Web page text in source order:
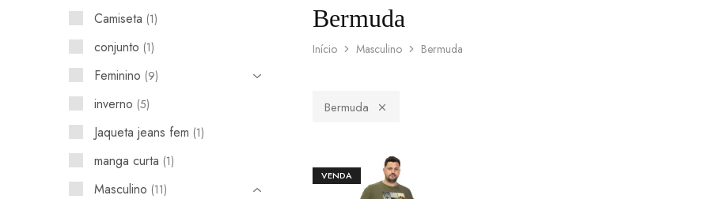
Bermuda
Início Masculino Bermuda
Bermuda
VENDA
Camiseta 1
conjunto 1
Feminino 9
inverno 5
Jaqueta jeans fem 1
manga curta 1
Masculino 11